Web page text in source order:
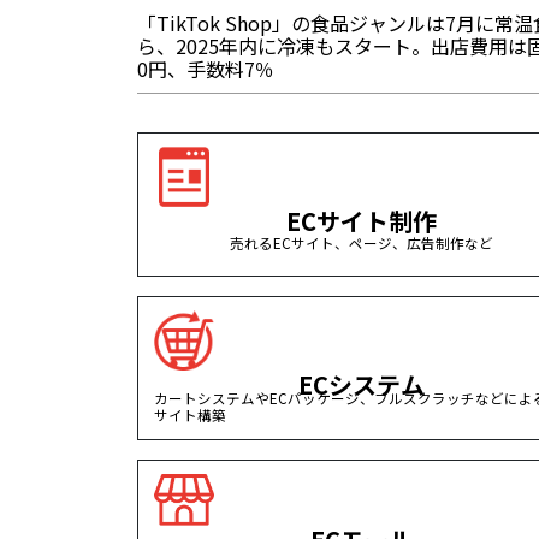
「TikTok Shop」の食品ジャンルは7月に常温
ら、2025年内に冷凍もスタート。出店費用は
0円、手数料7％
ECサイト制作
売れるECサイト、ページ、広告制作など
ECシステム
カートシステムやECパッケージ、フルスクラッチなどによ
サイト構築